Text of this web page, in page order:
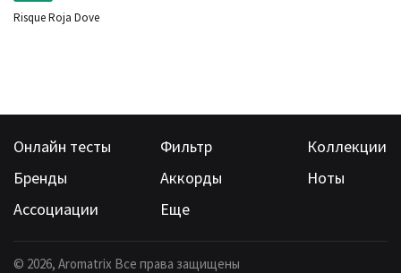
Risque Roja Dove
Онлайн тесты Фильтр
Коллекции
Бренды
Аккорды
Ноты
Ассоциации
Еще
© 2026, Aromatrix Все права защищены